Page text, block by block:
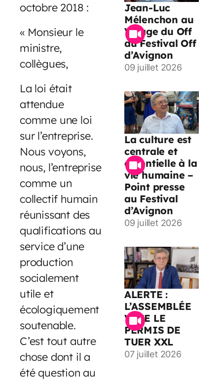
octobre 2018 :
« Monsieur le
ministre,
collègues,
La loi était
attendue
comme une loi
sur l’entreprise.
Nous voyons,
nous, l’entreprise
comme un
collectif humain
réunissant des
qualifications au
service d’une
production
socialement
utile et
écologiquement
soutenable.
C’est tout autre
chose dont il a
été question au
Jean-Luc
Mélenchon au
Village du Off
du Festival Off
d’Avignon
09 juillet 2026
La culture est
centrale et
essentielle à la
vie humaine –
Point presse
au Festival
d’Avignon
09 juillet 2026
ALERTE :
L’ASSEMBLÉE
VOTE LE
PERMIS DE
TUER XXL
07 juillet 2026